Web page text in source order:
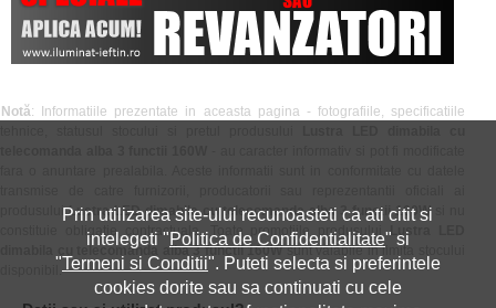
Notă: Informatiile prezentate in aceasta pagina - fotografiile, specificatiile
produsuluiLustra LED dimabila cu telecomanda alba 3 functii 160Wsi nu
constituie obligatie contractuala. Toate promotiile produsuluiLustra LED
dimabila cu telecomanda alba 3 functii 160Wsunt valabile in limita stocului
Prin utilizarea site-ului recunoasteti ca ati citit si
intelegeti "Politica de Confidentialitate" si
"Termeni si Conditii". Puteti selecta si preferintele
cookies dorite sau sa continuati cu cele